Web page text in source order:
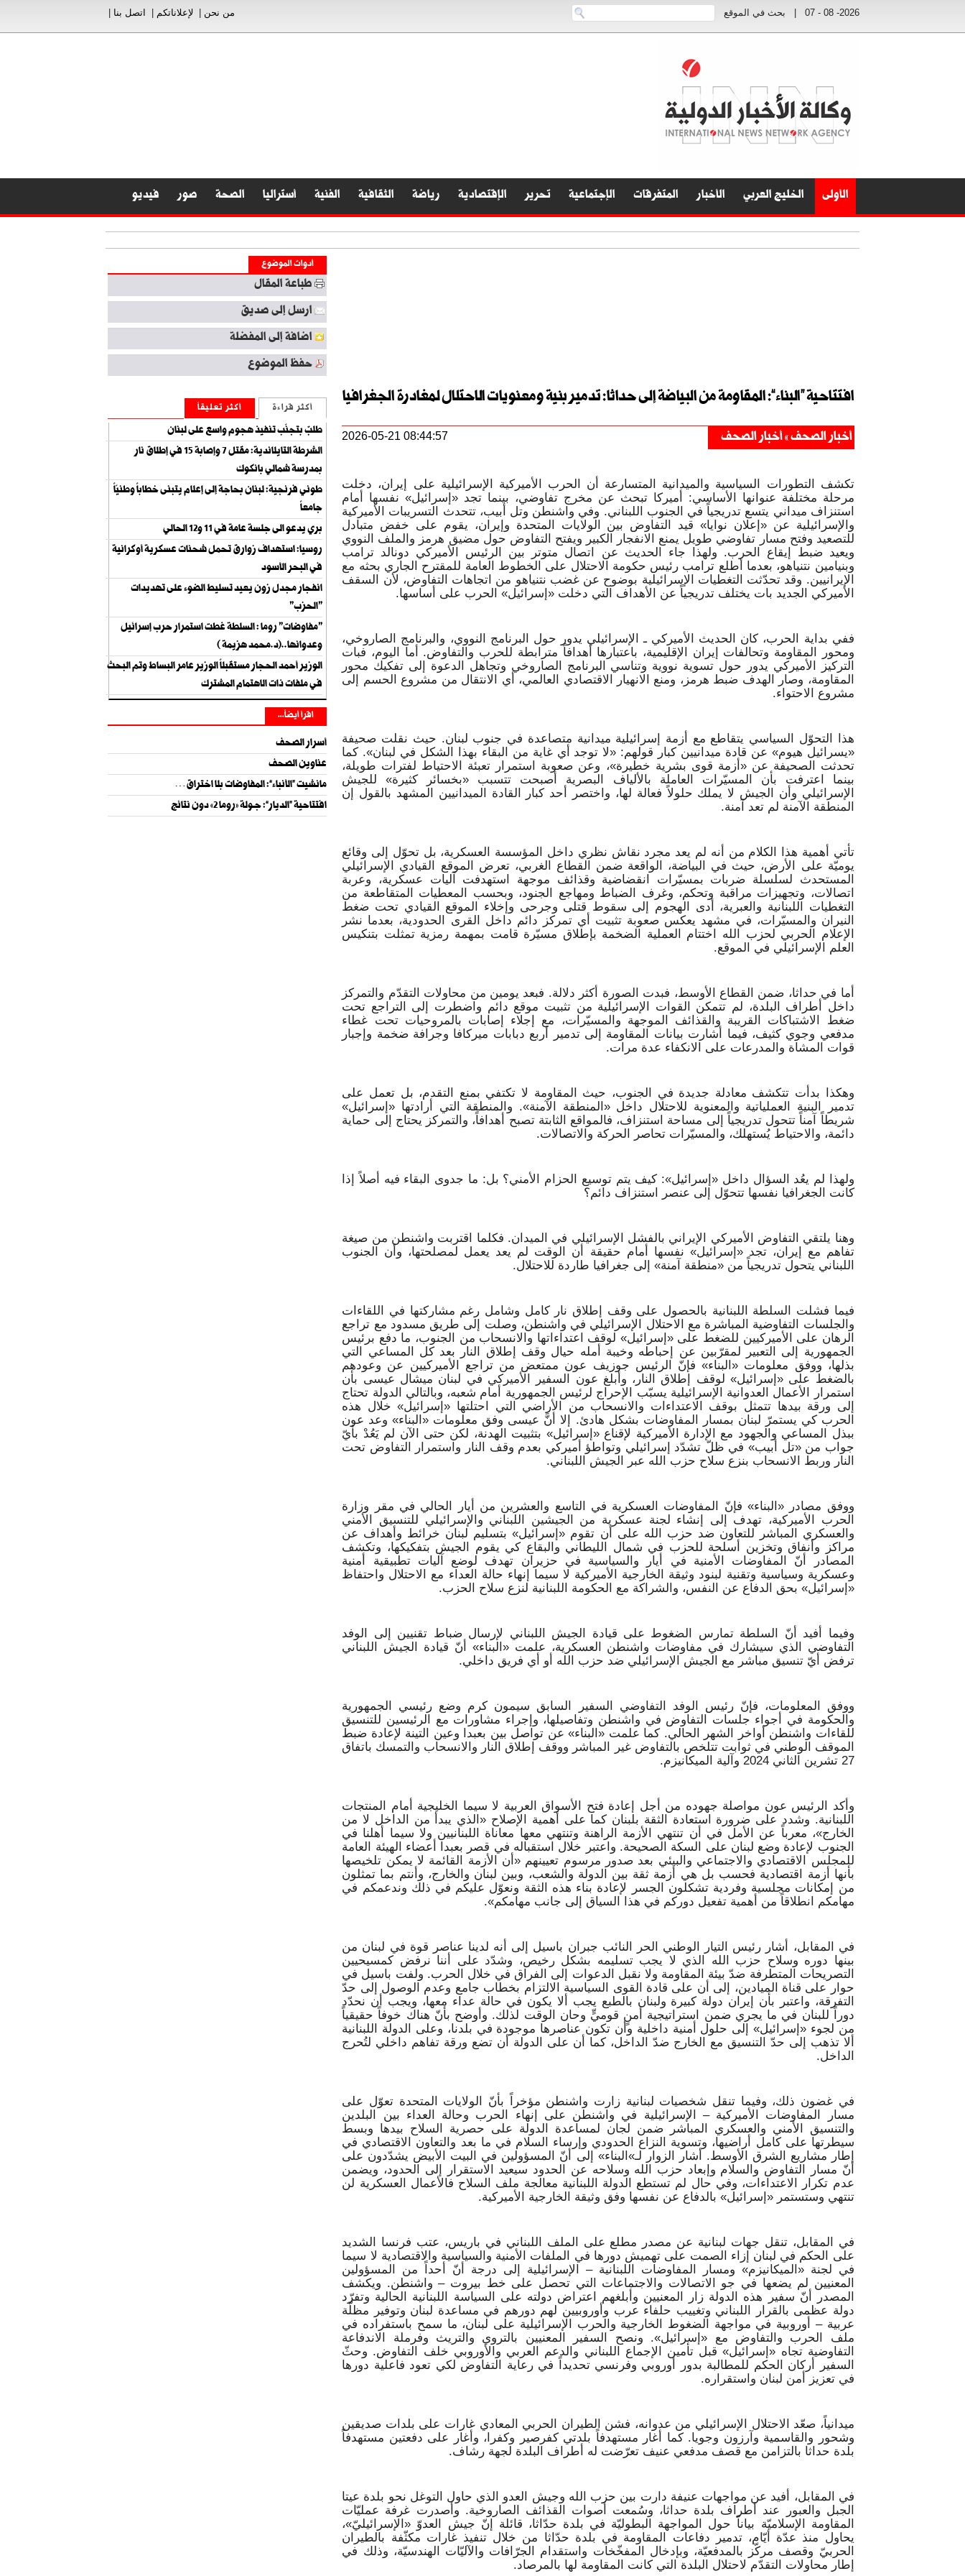
2026- 08 - 07 بحث في الموقع من نحن لإعلاناتكم اتصل بنا
الأولى الخليج العربي الأخبار المتفرقات الإجتماعية تحرير الإقتصادية رياضة الثقافية الفنية أستراليا الصحة صور فيديو
افتتاحية “البناء”: المقاومة من البياضة إلى حداثا: تدمير بنية ومعنويات الاحتلال لمغادرة الجغرافيا
أخبار الصحف أخبار الصحف 2026-05-21 08:44:57
تكشف التطورات السياسية والميدانية المتسارعة أن الحرب الأميركية الإسرائيلية على إيران، دخلت
مرحلة مختلفة عنوانها الأساسي: أميركا تبحث عن مخرج تفاوضي، بينما تجد «إسرائيل» نفسها أمام
استنزاف ميداني يتسع تدريجياً في الجنوب اللبناني. وفي واشنطن وتل أبيب، تتحدث التسريبات الأميركية
والإسرائيلية عن «إعلان نوايا» قيد التفاوض بين الولايات المتحدة وإيران، يقوم على خفض متبادل
للتصعيد وفتح مسار تفاوضي طويل يمنع الانفجار الكبير ويفتح التفاوض حول مضيق هرمز والملف النووي
ويعيد ضبط إيقاع الحرب. ولهذا جاء الحديث عن اتصال متوتر بين الرئيس الأميركي دونالد ترامب
وبنيامين نتنياهو، بعدما أطلع ترامب رئيس حكومة الاحتلال على الخطوط العامة للمقترح الجاري بحثه مع
الإيرانيين. وقد تحدّثت التغطيات الإسرائيلية بوضوح عن غضب نتنياهو من اتجاهات التفاوض، لأن السقف
الأميركي الجديد بات يختلف تدريجياً عن الأهداف التي دخلت «إسرائيل» الحرب على أساسها.
ففي بداية الحرب، كان الحديث الأميركي ـ الإسرائيلي يدور حول البرنامج النووي، والبرنامج الصاروخي،
ومحور المقاومة وتحالفات إيران الإقليمية، باعتبارها أهدافاً مترابطة للحرب والتفاوض. أما اليوم، فبات
التركيز الأميركي يدور حول تسوية نووية وتناسي البرنامج الصاروخي وتجاهل الدعوة إلى تفكيك محور
المقاومة، وصار الهدف ضبط هرمز، ومنع الانهيار الاقتصادي العالمي، أي الانتقال من مشروع الحسم إلى
مشروع الاحتواء.
هذا التحوّل السياسي يتقاطع مع أزمة إسرائيلية ميدانية متصاعدة في جنوب لبنان. حيث نقلت صحيفة
«يسرائيل هيوم» عن قادة ميدانيين كبار قولهم: «لا توجد أي غاية من البقاء بهذا الشكل في لبنان». كما
تحدثت الصحيفة عن «أزمة قوى بشرية خطيرة»، وعن صعوبة استمرار تعبئة الاحتياط لفترات طويلة،
بينما اعترفت بأن المسيّرات العاملة بالألياف البصرية أصبحت تتسبب «بخسائر كثيرة» للجيش
الإسرائيلي وأن الجيش لا يملك حلولاً فعالة لها، واختصر أحد كبار القادة الميدانيين المشهد بالقول إن
المنطقة الآمنة لم تعد آمنة.
تأتي أهمية هذا الكلام من أنه لم يعد مجرد نقاش نظري داخل المؤسسة العسكرية، بل تحوّل إلى وقائع
يوميّة على الأرض، حيث في البياضة، الواقعة ضمن القطاع الغربي، تعرض الموقع القيادي الإسرائيلي
المستحدث لسلسلة ضربات بمسيّرات انقضاضية وقذائف موجهة استهدفت آليات عسكرية، وعربة
اتصالات، وتجهيزات مراقبة وتحكم، وغرف الضباط ومهاجع الجنود، وبحسب المعطيات المتقاطعة من
التغطيات اللبنانية والعبرية، أدى الهجوم إلى سقوط قتلى وجرحى وإخلاء الموقع القيادي تحت ضغط
النيران والمسيّرات، في مشهد يعكس صعوبة تثبيت أي تمركز دائم داخل القرى الحدودية، بعدما نشر
الإعلام الحربي لحزب الله اختتام العملية الضخمة بإطلاق مسيّرة قامت بمهمة رمزية تمثلت بتنكيس
العلم الإسرائيلي في الموقع.
أما في حداثا، ضمن القطاع الأوسط، فبدت الصورة أكثر دلالة. فبعد يومين من محاولات التقدّم والتمركز
داخل أطراف البلدة، لم تتمكن القوات الإسرائيلية من تثبيت موقع دائم واضطرت إلى التراجع تحت
ضغط الاشتباكات القريبة والقذائف الموجهة والمسيّرات، مع إجلاء إصابات بالمروحيات تحت غطاء
مدفعي وجوي كثيف، فيما أشارت بيانات المقاومة إلى تدمير أربع دبابات ميركافا وجرافة ضخمة وإجبار
قوات المشاة والمدرعات على الانكفاء عدة مرات.
وهكذا بدأت تتكشف معادلة جديدة في الجنوب، حيث المقاومة لا تكتفي بمنع التقدم، بل تعمل على
تدمير البنية العملياتية والمعنوية للاحتلال داخل «المنطقة الآمنة». والمنطقة التي أرادتها «إسرائيل»
شريطاً آمناً تتحول تدريجياً إلى مساحة استنزاف، فالمواقع الثابتة تصبح أهدافاً، والتمركز يحتاج إلى حماية
دائمة، والاحتياط يُستهلك، والمسيّرات تحاصر الحركة والاتصالات.
ولهذا لم يعُد السؤال داخل «إسرائيل»: كيف يتم توسيع الحزام الأمني؟ بل: ما جدوى البقاء فيه أصلاً إذا
كانت الجغرافيا نفسها تتحوّل إلى عنصر استنزاف دائم؟
وهنا يلتقي التفاوض الأميركي الإيراني بالفشل الإسرائيلي في الميدان. فكلما اقتربت واشنطن من صيغة
تفاهم مع إيران، تجد «إسرائيل» نفسها أمام حقيقة أن الوقت لم يعد يعمل لمصلحتها، وأن الجنوب
اللبناني يتحول تدريجياً من «منطقة آمنة» إلى جغرافيا طاردة للاحتلال.
فيما فشلت السلطة اللبنانية بالحصول على وقف إطلاق نار كامل وشامل رغم مشاركتها في اللقاءات
والجلسات التفاوضية المباشرة مع الاحتلال الإسرائيلي في واشنطن، وصلت إلى طريق مسدود مع تراجع
الرهان على الأميركيين للضغط على «إسرائيل» لوقف اعتداءاتها والانسحاب من الجنوب، ما دفع برئيس
الجمهورية إلى التعبير لمقرّبين عن إحباطه وخيبة أمله حيال وقف إطلاق النار بعد كل المساعي التي
بذلها، ووفق معلومات «البناء» فإنّ الرئيس جوزيف عون ممتعض من تراجع الأميركيين عن وعودهم
بالضغط على «إسرائيل» لوقف إطلاق النار، وأبلغ عون السفير الأميركي في لبنان ميشال عيسى بأن
استمرار الأعمال العدوانية الإسرائيلية يسبّب الإحراج لرئيس الجمهورية أمام شعبه، وبالتالي الدولة تحتاج
إلى ورقة بيدها تتمثل بوقف الاعتداءات والانسحاب من الأراضي التي احتلتها «إسرائيل» خلال هذه
الحرب كي يستمرّ لبنان بمسار المفاوضات بشكل هادئ. إلا أنَّ عيسى وفق معلومات «البناء» وعد عون
ببذل المساعي والجهود مع الإدارة الأميركية لإقناع «إسرائيل» بتثبيت الهدنة، لكن حتى الآن لم يَعُدْ بأيّ
جواب من «تل أبيب» في ظلّ تشدّد إسرائيلي وتواطؤ أميركي بعدم وقف النار واستمرار التفاوض تحت
النار وربط الانسحاب بنزع سلاح حزب الله عبر الجيش اللبناني.
ووفق مصادر «البناء» فإنّ المفاوضات العسكرية في التاسع والعشرين من أيار الحالي في مقر وزارة
الحرب الأميركية، تهدف إلى إنشاء لجنة عسكرية من الجيشين اللبناني والإسرائيلي للتنسيق الأمني
والعسكري المباشر للتعاون ضد حزب الله على أن تقوم «إسرائيل» بتسليم لبنان خرائط وأهداف عن
مراكز وأنفاق وتخزين أسلحة للحزب في شمال الليطاني والبقاع كي يقوم الجيش بتفكيكها، وتكشف
المصادر أنّ المفاوضات الأمنية في أيار والسياسية في حزيران تهدف لوضع آليات تطبيقية أمنية
وعسكرية وسياسية وتقنية لبنود وثيقة الخارجية الأميركية لا سيما إنهاء حالة العداء مع الاحتلال واحتفاظ
«إسرائيل» بحق الدفاع عن النفس، والشراكة مع الحكومة اللبنانية لنزع سلاح الحزب.
وفيما أفيد أنّ السلطة تمارس الضغوط على قيادة الجيش اللبناني لإرسال ضباط تقنيين إلى الوفد
التفاوضي الذي سيشارك في مفاوضات واشنطن العسكرية، علمت «البناء» أنّ قيادة الجيش اللبناني
ترفض أيّ تنسيق مباشر مع الجيش الإسرائيلي ضد حزب الله أو أي فريق داخلي.
ووفق المعلومات، فإنّ رئيس الوفد التفاوضي السفير السابق سيمون كرم وضع رئيسي الجمهورية
والحكومة في أجواء جلسات التفاوض في واشنطن وتفاصيلها، وإجراء مشاورات مع الرئيسين للتنسيق
للقاءات واشنطن أواخر الشهر الحالي. كما علمت «البناء» عن تواصل بين بعبدا وعين التينة لإعادة ضبط
الموقف الوطني في ثوابت تتلخص بالتفاوض غير المباشر ووقف إطلاق النار والانسحاب والتمسك باتفاق
27 تشرين الثاني 2024 وآلية الميكانيزم.
وأكد الرئيس عون مواصلة جهوده من أجل إعادة فتح الأسواق العربية لا سيما الخليجية أمام المنتجات
اللبنانية. وشدد على ضرورة استعادة الثقة بلبنان كما على أهمية الإصلاح «الذي يبدأ من الداخل لا من
الخارج»، معرباً عن الأمل في أن تنتهي الأزمة الراهنة وتنتهي معها معاناة اللبنانيين ولا سيما أهلنا في
الجنوب لإعادة وضع لبنان على السكة الصحيحة. واعتبر خلال استقباله في قصر بعبدا أعضاء الهيئة العامة
للمجلس الاقتصادي والاجتماعي والبيئي بعد صدور مرسوم تعيينهم «أن الأزمة القائمة لا يمكن تلخيصها
بأنها أزمة اقتصادية فحسب بل هي أزمة ثقة بين الدولة والشعب، وبين لبنان والخارج، وأنتم بما تمثلون
من إمكانات مجلسية وفردية تشكلون الجسر لإعادة بناء هذه الثقة ونعوّل عليكم في ذلك وندعمكم في
مهامكم انطلاقاً من أهمية تفعيل دوركم في هذا السياق إلى جانب مهامكم».
في المقابل، أشار رئيس التيار الوطني الحر النائب جبران باسيل إلى أنه لدينا عناصر قوة في لبنان من
بينها دوره وسلاح حزب الله الذي لا يجب تسليمه بشكل رخيص، وشدّد على أننا نرفض كمسيحيين
التصريحات المتطرفة ضدّ بيئة المقاومة ولا نقبل الدعوات إلى الفراق في خلال الحرب. ولفت باسيل في
حوار على قناة الميادين، إلى أن على قادة القوى السياسية الالتزام بخطاب جامع وعدم الوصول إلى حدّ
التفرقة، واعتبر بأن إيران دولة كبيرة ولبنان بالطبع يجب ألا يكون في حالة عداء معها، ويجب أن نحدّد
دوراً للبنان في ما يجري ضمن استراتيجية أمنٍ قوميٍّ وحان الوقت لذلك. وأوضح بأنّ هناك خوفاً حقيقياً
من لجوء «إسرائيل» إلى حلول أمنية داخلية وأن تكون عناصرها موجودة في بلدنا، وعلى الدولة اللبنانية
ألا تذهب إلى حدّ التنسيق مع الخارج ضدّ الداخل، كما أن على الدولة أن تضع ورقة تفاهم داخلي لتُحرج
الداخل.
في غضون ذلك، وفيما تنقل شخصيات لبنانية زارت واشنطن مؤخراً بأنّ الولايات المتحدة تعوّل على
مسار المفاوضات الأميركية – الإسرائيلية في واشنطن على إنهاء الحرب وحالة العداء بين البلدين
والتنسيق الأمني والعسكري المباشر ضمن لجان لمساعدة الدولة على حصرية السلاح بيدها وبسط
سيطرتها على كامل أراضيها، وتسوية النزاع الحدودي وإرساء السلام في ما بعد والتعاون الاقتصادي في
إطار مشاريع الشرق الأوسط. أشار الزوار لـ»البناء» إلى أنّ المسؤولين في البيت الأبيض يشدّدون على
أنّ مسار التفاوض والسلام وإبعاد حزب الله وسلاحه عن الحدود سيعيد الاستقرار إلى الحدود، ويضمن
عدم تكرار الاعتداءات، وفي حال لم تستطع الدولة اللبنانية معالجة ملف السلاح فالأعمال العسكرية لن
تنتهي وستستمر «إسرائيل» بالدفاع عن نفسها وفق وثيقة الخارجية الأميركية.
في المقابل، تنقل جهات لبنانية عن مصدر مطلع على الملف اللبناني في باريس، عتب فرنسا الشديد
على الحكم في لبنان إزاء الصمت على تهميش دورها في الملفات الأمنية والسياسية والاقتصادية لا سيما
في لجنة «الميكانيزم» ومسار المفاوضات اللبنانية – الإسرائيلية إلى درجة أنّ أحداً من المسؤولين
المعنيين لم يضعها في جو الاتصالات والاجتماعات التي تحصل على خط بيروت – واشنطن. ويكشف
المصدر أنّ سفير هذه الدولة زار المعنيين وأبلغهم اعتراض دولته على السياسة اللبنانية الحالية وتفرّد
دولة عظمى بالقرار اللبناني وتغييب حلفاء عرب وأوروبيين لهم دورهم في مساعدة لبنان وتوفير مظلّة
عربية – أوروبية في مواجهة الضغوط الخارجية والحرب الإسرائيلية على لبنان، ما سمح باستفراده في
ملف الحرب والتفاوض مع «إسرائيل». ونصح السفير المعنيين بالتروي والتريث وفرملة الاندفاعة
التفاوضية تجاه «إسرائيل» قبل تأمين الإجماع اللبناني والدعم العربي والأوروبي خلف التفاوض. وحثّ
السفير أركان الحكم للمطالبة بدور أوروبي وفرنسي تحديداً في رعاية التفاوض لكي تعود فاعلية دورها
في تعزيز أمن لبنان واستقراره.
ميدانياً، صعّد الاحتلال الإسرائيلي من عدوانه، فشن الطيران الحربي المعادي غارات على بلدات صديقين
وشحور والقاسمية وآرزون وجويا. كما أغار مستهدفاً بلدتي كفرصير وكفرا، وأغار على دفعتين مستهدفاً
بلدة حداثا بالتزامن مع قصف مدفعي عنيف تعرّضت له أطراف البلدة لجهة رشاف.
في المقابل، أفيد عن مواجهات عنيفة دارت بين حزب الله وجيش العدو الذي حاول التوغل نحو بلدة عيتا
الجبل والعبور عند أطراف بلدة حداثا، وسُمعت أصوات القذائف الصاروخية. وأصدرت غرفة عمليّات
المقاومة الإسلاميّة بياناً حول المواجهة البطوليّة في بلدة حدّاثا، قائلة إنّ ‏جيش العدوّ «الإسرائيليّ»،
يحاول منذ عدّة أيّام، تدمير دفاعات المقاومة في بلدة حدّاثا من خلال تنفيذ غارات مكثّفة بالطيران
الحربيّ وقصف مركّز بالمدفعيّة، وبإدخال المفخّخات واستقدام الجرّافات والآليّات الهندسيّة، وذلك في
إطار محاولات التقدّم لاحتلال البلدة التي كانت المقاومة لها بالمرصاد.
أدوات الموضوع
طباعة المقال
ارسل إلى صديق
اضافة إلى المفضلة
حفظ الموضوع
أكثر قراءة أكثر تعليقاً
طلبٌ بتجنّب تنفيذ هجوم واسع على لبنان
الشرطة التايلاندية: مقتل 7 وإصابة 15 في إطلاق نار
بمدرسة شمالي بانكوك
طوني فرنجية: لبنان بحاجة إلى إعلام يتبنى خطاباً وطنيّاً
جامعاً
بري يدعو الى جلسة عامة في 11 و12 الحالي
روسيا: استهداف زوارق تحمل شحنات عسكرية أوكرانية
في البحر الأسود
انفجار مجدل زون يعيد تسليط الضوء على تهديدات
"الحزب"
"مفاوضات" روما : السلطة غطت استمرار حرب إسرائيل
وعدوانها..(د.محمد هزيمة )
الوزير أحمد الحجار مستقبلاً الوزير عامر البساط وتم البحث
في ملفات ذات الاهتمام المشترك
اقرأ أيضاً...
أسرار الصحف
عناوين الصحف
مانشيت “الأنباء”: المفاوضات بلا اختراق…
افتتاحية “الديار”: جــولة «روما 2» دون نتائج